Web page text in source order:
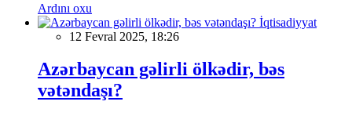
Ardını oxu
İqtisadiyyat
12 Fevral 2025, 18:26
Azərbaycan gəlirli ölkədir, bəs
vətəndaşı?